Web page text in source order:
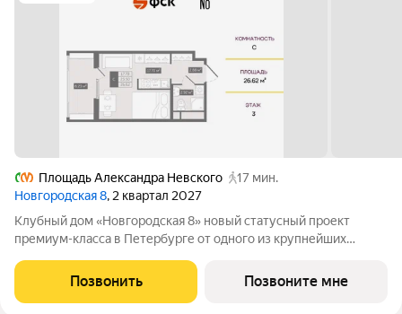
Площадь Александра Невского
17 мин.
Новгородская 8, 2 квартал 2027
Клубный дом «Новгородская 8» новый статусный проект
премиум-класса в Петербурге от одного из крупнейших
Новгородской улице в районе со сложившейся
инфраструктурой, в непосредственной близости
Позвонить Позвоните мне